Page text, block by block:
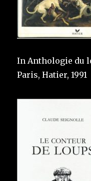
In Anthologie du
Paris, Hatier, 1991